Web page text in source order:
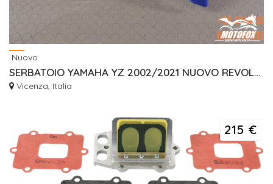
Nuovo
SERBATOIO YAMAHA YZ 2002/2021 NUOVO REVOLUTION RTECH
Vicenza, Italia
215 €